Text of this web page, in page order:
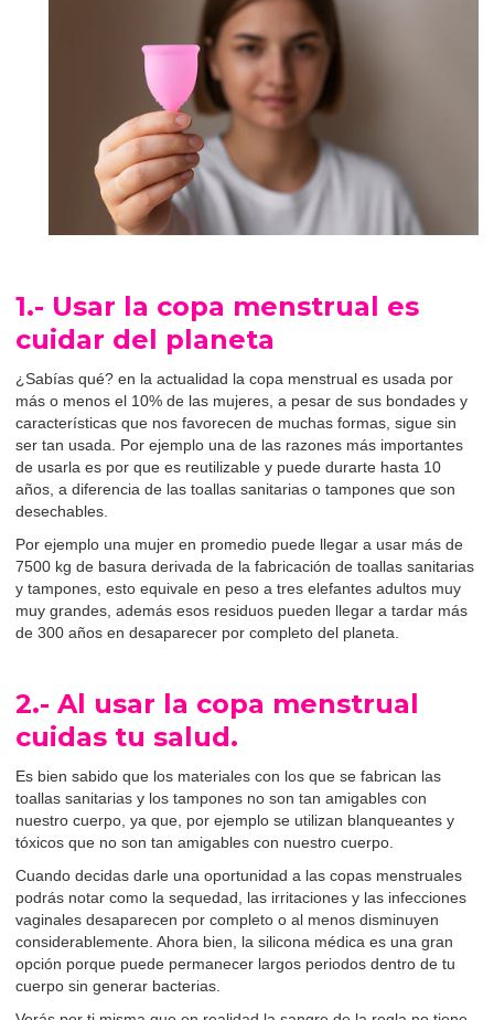
1.- Usar la copa menstrual es
cuidar del planeta
¿Sabías qué? en la actualidad la copa menstrual es usada por
más o menos el 10% de las mujeres, a pesar de sus bondades y
características que nos favorecen de muchas formas, sigue sin
ser tan usada. Por ejemplo una de las razones más importantes
de usarla es por que es reutilizable y puede durarte hasta 10
años, a diferencia de las toallas sanitarias o tampones que son
desechables.
Por ejemplo una mujer en promedio puede llegar a usar más de
7500 kg de basura derivada de la fabricación de toallas sanitarias
y tampones, esto equivale en peso a tres elefantes adultos muy
muy grandes, además esos residuos pueden llegar a tardar más
de 300 años en desaparecer por completo del planeta.
2.- Al usar la copa menstrual
cuidas tu salud.
Es bien sabido que los materiales con los que se fabrican las
toallas sanitarias y los tampones no son tan amigables con
nuestro cuerpo, ya que, por ejemplo se utilizan blanqueantes y
tóxicos que no son tan amigables con nuestro cuerpo.
Cuando decidas darle una oportunidad a las copas menstruales
podrás notar como la sequedad, las irritaciones y las infecciones
vaginales desaparecen por completo o al menos disminuyen
considerablemente. Ahora bien, la silicona médica es una gran
opción porque puede permanecer largos periodos dentro de tu
cuerpo sin generar bacterias.